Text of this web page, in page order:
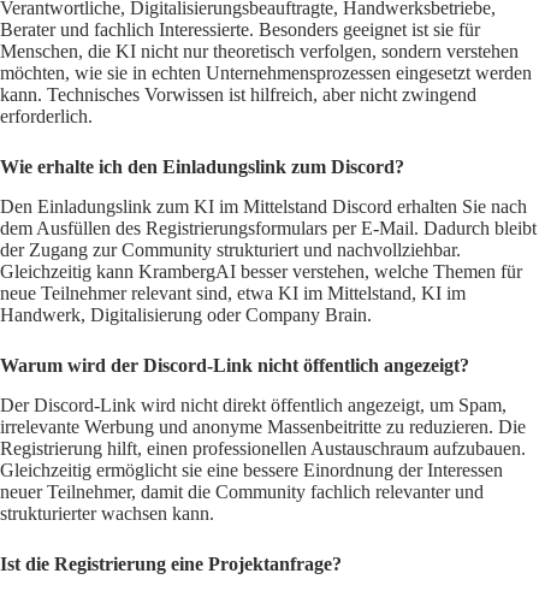
Verantwortliche, Digitalisierungsbeauftragte, Handwerksbetriebe,
Berater und fachlich Interessierte. Besonders geeignet ist sie für
Menschen, die KI nicht nur theoretisch verfolgen, sondern verstehen
möchten, wie sie in echten Unternehmensprozessen eingesetzt werden
kann. Technisches Vorwissen ist hilfreich, aber nicht zwingend
erforderlich.
Wie erhalte ich den Einladungslink zum Discord?
Den Einladungslink zum KI im Mittelstand Discord erhalten Sie nach
dem Ausfüllen des Registrierungsformulars per E-Mail. Dadurch bleibt
der Zugang zur Community strukturiert und nachvollziehbar.
Gleichzeitig kann KrambergAI besser verstehen, welche Themen für
neue Teilnehmer relevant sind, etwa KI im Mittelstand, KI im
Handwerk, Digitalisierung oder Company Brain.
Warum wird der Discord-Link nicht öffentlich angezeigt?
Der Discord-Link wird nicht direkt öffentlich angezeigt, um Spam,
irrelevante Werbung und anonyme Massenbeitritte zu reduzieren. Die
Registrierung hilft, einen professionellen Austauschraum aufzubauen.
Gleichzeitig ermöglicht sie eine bessere Einordnung der Interessen
neuer Teilnehmer, damit die Community fachlich relevanter und
strukturierter wachsen kann.
Ist die Registrierung eine Projektanfrage?